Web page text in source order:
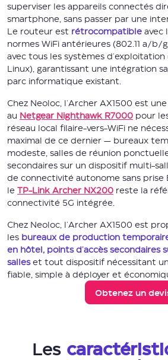
superviser les appareils connectés
smartphone, sans passer par une
Le routeur est rétrocompatible avec
normes WiFi antérieures (802.11 a/
avec tous les systèmes d'exploitation
Linux), garantissant une intégration
parc informatique existant.
Chez Neoloc, l'Archer AX1500 est
au Netgear Nighthawk R7000 pour
réseau local filaire-vers-WiFi ne
maximal de ce dernier — bureaux
modeste, salles de réunion
secondaires sur un dispositif multi-
de connectivité autonome sans prise
le TP-Link Archer NX200 reste la
connectivité 5G intégrée.
Chez Neoloc, l'Archer AX1500 est
les bureaux de production
en hôtel, points d'accès secondaires
salleset tout dispositif nécessitant
fiable, simple à déployer et
Obtenez un
Les